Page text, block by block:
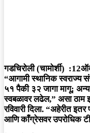
गडचिरोली (चामोर्शी)
“आगामी स्थानिक स्वराज्य
५१ पैकी ३२ जागा मागू;
स्वबळावर लढेल,” असा ठाम
रविवारी दिला. “अहेरीत
आणि काँग्रेसवर उपरोधिक